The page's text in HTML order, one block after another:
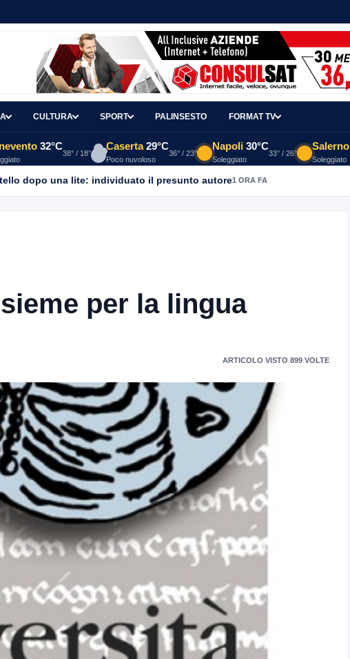
CULTURA SPORT PALINSESTO FORMAT TV
32°C
38° / 18°
Caserta 29°C
Poco nuvoloso
36° / 23°
Napoli 30°C
Soleggiato
33° / 26°
Salerno
Soleggiato
dopo una lite: individuato il presunto autore1 ORA FA
per la lingua
ARTICOLO VISTO 899 VOLTE